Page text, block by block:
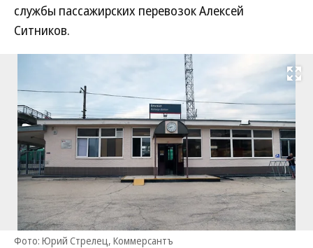
службы пассажирских перевозок Алексей
Ситников.
Развернуть
Фото: Юрий Стрелец, Коммерсантъ